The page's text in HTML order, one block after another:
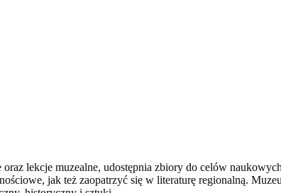
oraz lekcje muzealne, udostępnia zbiory do celów
jak też zaopatrzyć się w literaturę regionalną.